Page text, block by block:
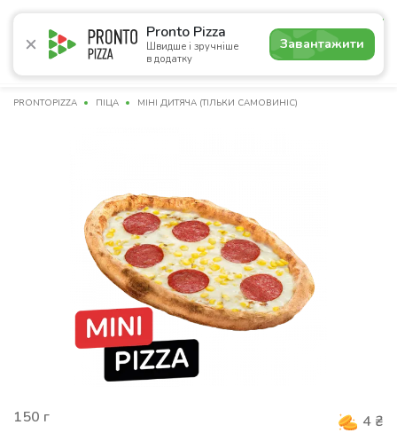
Pronto Pizza
Швидше і зручніше
в додатку
Завантажити
5.0
Акції Піца Суші Сети Напої Пасти
PRONTOPIZZA ПІЦА МІНІ ДИТЯЧА (ТІЛЬКИ САМОВИНІС)
150 г 4 ₴